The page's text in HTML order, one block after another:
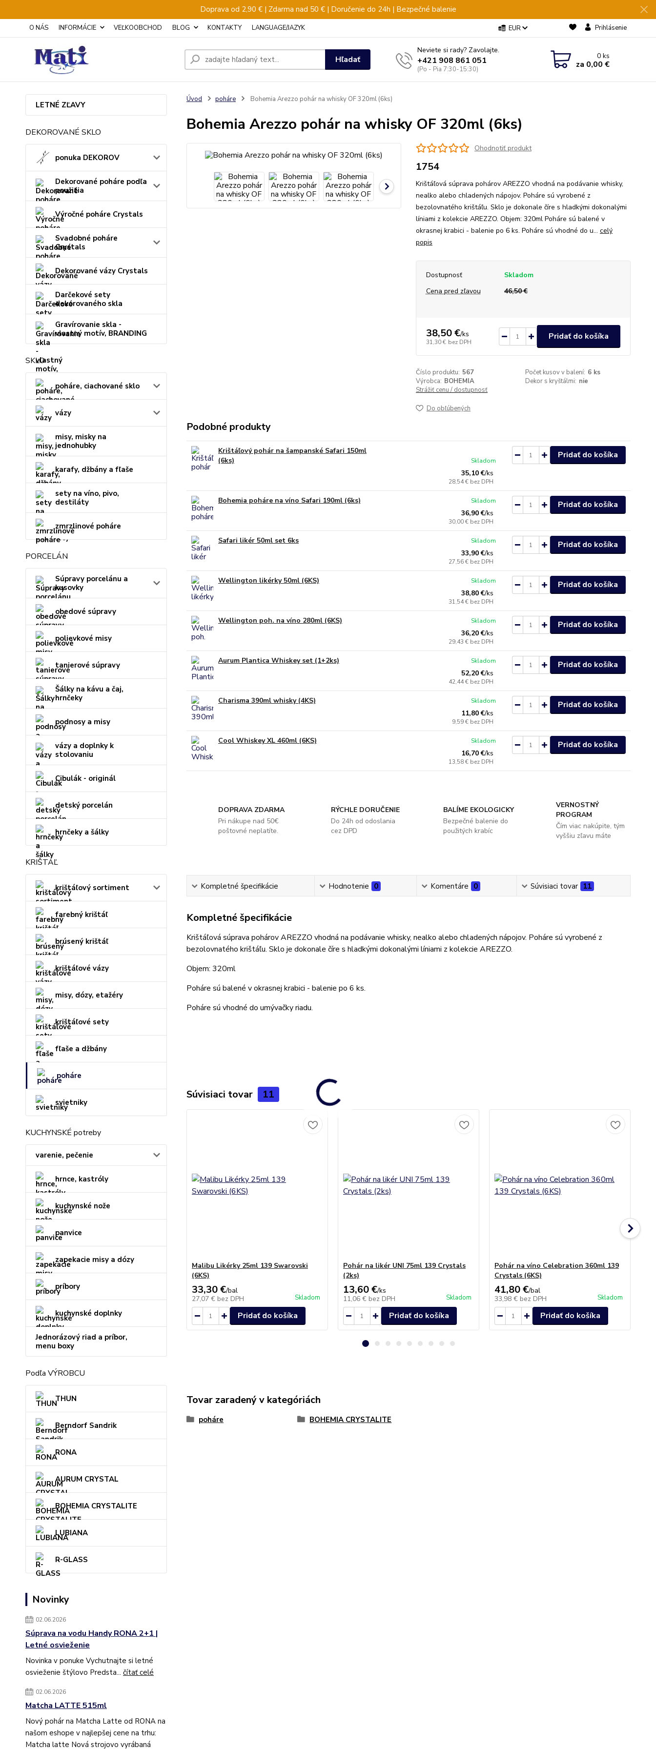
Doprava od 2,90 € | Zdarma nad 50 € | Doručenie do 24h | Bezpečné balenie
O NÁS INFORMÁCIE VEĽKOOBCHOD BLOG KONTAKTY LANGUAGE/JAZYK EUR Prihlásenie
Hľadať
Neviete si rady? Zavolajte.
+421 908 861 051
(Po - Pia 7:30-15:30)
0ks
za 0,00 €
LETNÉ ZĽAVY
DEKOROVANÉ SKLO
ponuka DEKOROV
Dekorované poháre podľa
použitia
Výročné poháre Crystals
Svadobné poháre
Crystals
Dekorované vázy Crystals
Darčekové sety
dekorovaného skla
Gravírovanie skla -
vlastný motív, BRANDING
SKLO
poháre, ciachované sklo
vázy
misy, misky na
jednohubky
karafy, džbány a fľaše
sety na víno, pivo,
destiláty
zmrzlinové poháre
PORCELÁN
Súpravy porcelánu a
kusovky
obedové súpravy
polievkové misy
tanierové súpravy
Šálky na kávu a čaj,
hrnčeky
podnosy a misy
vázy a doplnky k
stolovaniu
Cibulák - originál
detský porcelán
hrnčeky a šálky
KRIŠTÁĽ
krištáľový sortiment
farebný krištáľ
brúsený krištáľ
krištáľové vázy
misy, dózy, etažéry
krištáľové sety
fľaše a džbány
poháre
svietniky
KUCHYNSKÉ potreby
varenie, pečenie
hrnce, kastróly
kuchynské nože
panvice
zapekacie misy a dózy
príbory
kuchynské doplnky
Jednorázový riad a príbor,
menu boxy
Podľa VÝROBCU
THUN
Berndorf Sandrik
RONA
AURUM CRYSTAL
BOHEMIA CRYSTALITE
LUBIANA
R-GLASS
Novinky
02.06.2026
Súprava na vodu Handy RONA 2+1 |
Letné osvieženie
Novinka v ponuke Vychutnajte si letné
osvieženie štýlovo Predsta... čítať celé
02.06.2026
Matcha LATTE 515ml
Nový pohár na Matcha Latte od RONA na
našom eshope v najlepšej cene na trhu:
Matcha latte Nová strojovo vyrábaná
Úvod poháre Bohemia Arezzo pohár na whisky OF 320ml (6ks)
Bohemia Arezzo pohár na whisky OF 320ml (6ks)
Ohodnotiť produkt
1754
Krištáľová súprava pohárov AREZZO vhodná na podávanie whisky,
nealko alebo chladených nápojov. Poháre sú vyrobené z
bezolovnatého krištáľu. Sklo je dokonale číre s hladkými dokonalými
líniami z kolekcie AREZZO. Objem: 320ml Poháre sú balené v
okrasnej krabici - balenie po 6 ks. Poháre sú vhodné do u... celý
popis
Dostupnosť
Skladom
Cena pred zľavou
46,50 €
38,50 €/ks
31,30 € bez DPH
Pridať do košíka
Číslo produktu: 567 Počet kusov v balení: 6 ks
Výrobca: BOHEMIA Dekor s kryštálmi: nie
Strážiť cenu / dostupnosť
Do obľúbených
Podobné produkty
Krištáľový pohár na šampanské Safari 150ml
(6ks)
35,10 €/ks
28,54 € bez DPH
Skladom
Pridať do košíka
Bohemia poháre na víno Safari 190ml (6ks)
36,90 €/ks
30,00 € bez DPH
Skladom Pridať do košíka
Safari likér 50ml set 6ks
33,90 €/ks
27,56 € bez DPH
Skladom Pridať do košíka
Wellington likérky 50ml (6KS)
38,80 €/ks
31,54 € bez DPH
Skladom Pridať do košíka
Wellington poh. na víno 280ml (6KS)
36,20 €/ks
29,43 € bez DPH
Skladom Pridať do košíka
Aurum Plantica Whiskey set (1+2ks)
52,20 €/ks
42,44 € bez DPH
Skladom Pridať do košíka
Charisma 390ml whisky (4KS)
11,80 €/ks
9,59 € bez DPH
Skladom Pridať do košíka
Cool Whiskey XL 460ml (6KS)
16,70 €/ks
13,58 € bez DPH
Skladom Pridať do košíka
DOPRAVA ZDARMA
Pri nákupe nad 50€
poštovné neplatíte.
RÝCHLE DORUČENIE
Do 24h od odoslania
cez DPD
BALÍME EKOLOGICKY
Bezpečné balenie do
použitých krabíc
VERNOSTNÝ
PROGRAM
Čím viac nakúpite, tým
vyššiu zľavu máte
Kompletné špecifikácie Hodnotenie 0 Komentáre 0 Súvisiaci tovar 11
Kompletné špecifikácie
Krištáľová súprava pohárov AREZZO vhodná na podávanie whisky, nealko alebo chladených nápojov. Poháre sú vyrobené z
bezolovnatého krištáľu. Sklo je dokonale číre s hladkými dokonalými líniami z kolekcie AREZZO.
Objem: 320ml
Poháre sú balené v okrasnej krabici - balenie po 6 ks.
Poháre sú vhodné do umývačky riadu.
Súvisiaci tovar 11
Malibu Likérky 25ml 139 Swarovski
(6KS)
33,30 €/bal
27,07 € bez DPH Skladom
Pridať do košíka
Pohár na likér UNI 75ml 139 Crystals
(2ks)
13,60 €/ks
11,06 € bez DPH Skladom
Pridať do košíka
Pohár na víno Celebration 360ml 139
Crystals (6KS)
41,80 €/bal
33,98 € bez DPH Skladom
Pridať do košíka
Tovar zaradený v kategóriách
poháre BOHEMIA CRYSTALITE